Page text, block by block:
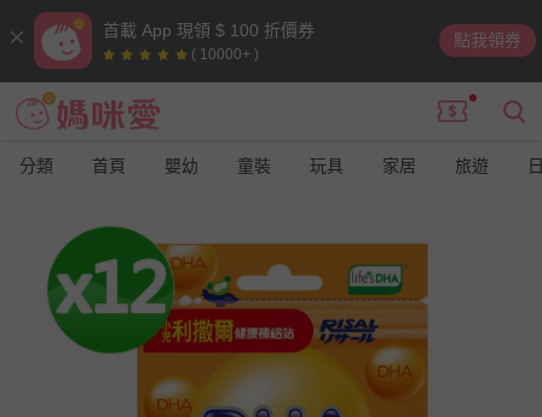
首載 App 現領 $ 100 折價券
( 10000+ )
點我領券
分類 首頁 嬰幼 童裝 玩具 家居 旅遊